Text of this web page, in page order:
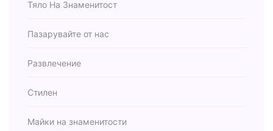
Тяло На Знаменитост
Пазарувайте от нас
Развлечение
Стилен
Майки на знаменитости